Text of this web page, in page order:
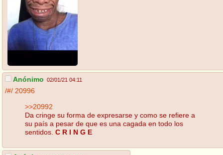
Anónimo 02/01/21 04:11
/#/ 20996
>>20992
Da cringe su forma de expresarse y como se refiere a
su país a pesar de que es una cagada en todo los
sentidos. C R I N G E